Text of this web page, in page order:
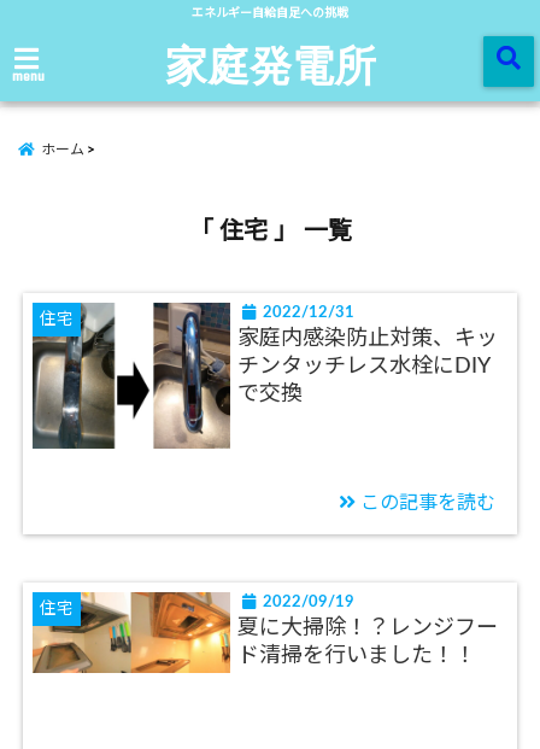
エネルギー自給自足への挑戦
menu 家庭発電所
ホーム
「 住宅 」 一覧
住宅 2022/12/31
家庭内感染防止対策、キッ
チンタッチレス水栓にDIY
で交換
この記事を読む
住宅 2022/09/19
夏に大掃除！？レンジフー
ド清掃を行いました！！